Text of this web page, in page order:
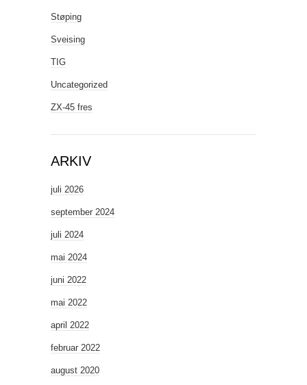
Støping
Sveising
TIG
Uncategorized
ZX-45 fres
ARKIV
juli 2026
september 2024
juli 2024
mai 2024
juni 2022
mai 2022
april 2022
februar 2022
august 2020